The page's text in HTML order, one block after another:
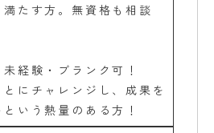
たす方。無資格も相談
経験・ブランク可！
とにチャレンジし、成果を
という熱量のある方！